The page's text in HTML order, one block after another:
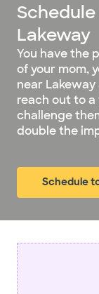
Lakeway
You have the
of your mom,
near
reach out to
challenge
double the
Schedule